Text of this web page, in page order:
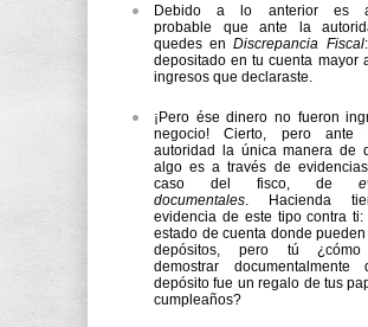
Debido a lo anterior es
probable que ante la
quedes enDiscrepancia Fiscal
depositado en tu cuenta mayor
ingresos que declaraste.
¡Pero ése dinero no fueron
negocio! Cierto, pero ante
autoridad la única manera de
algo es a través de
caso del fisco, de
documentales. Hacienda
evidencia de este tipo contra
estado de cuenta donde
depósitos, pero tú ¿cómo
demostrar documentalmente
depósito fue un regalo de tus
cumpleaños?